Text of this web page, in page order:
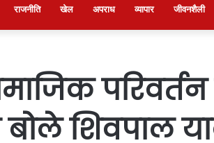
राजनीति खेल अपराध व्यापार जीवनशैली
परिवर्तन
शिवपाल